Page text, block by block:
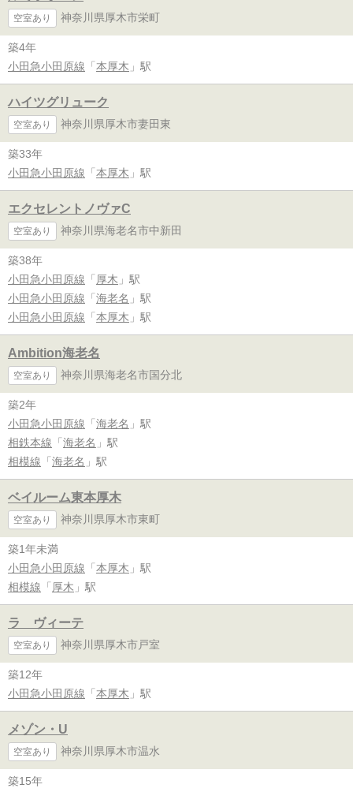
空室あり 神奈川県厚木市栄町
築4年
小田急小田原線 「 本厚木 」駅
ハイツグリューク
空室あり 神奈川県厚木市妻田東
築33年
小田急小田原線 「 本厚木 」駅
エクセレントノヴァC
空室あり 神奈川県海老名市中新田
築38年
小田急小田原線 「 厚木 」駅
小田急小田原線 「 海老名 」駅
小田急小田原線 「 本厚木 」駅
Ambition海老名
空室あり 神奈川県海老名市国分北
築2年
小田急小田原線 「 海老名 」駅
相鉄本線 「 海老名 」駅
相模線 「 海老名 」駅
ベイルーム東本厚木
空室あり 神奈川県厚木市東町
築1年未満
小田急小田原線 「 本厚木 」駅
相模線 「 厚木 」駅
ラ ヴィーテ
空室あり 神奈川県厚木市戸室
築12年
小田急小田原線 「 本厚木 」駅
メゾン・U
空室あり 神奈川県厚木市温水
築15年